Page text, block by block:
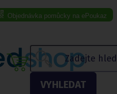
Objednávka pomůcky na ePoukaz
VYHLEDAT